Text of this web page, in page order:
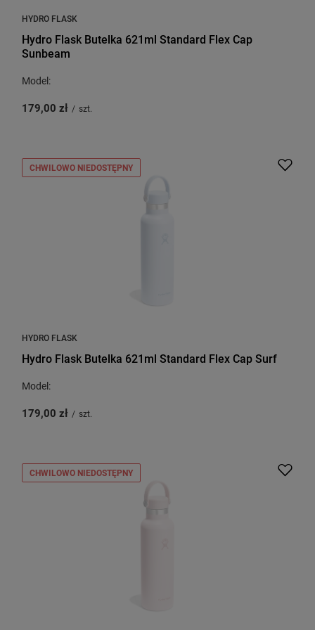
HYDRO FLASK
Hydro Flask Butelka 621ml Standard Flex Cap
Sunbeam
Model:
179,00 zł / szt.
CHWILOWO NIEDOSTĘPNY
HYDRO FLASK
Hydro Flask Butelka 621ml Standard Flex Cap Surf
Model:
179,00 zł / szt.
CHWILOWO NIEDOSTĘPNY